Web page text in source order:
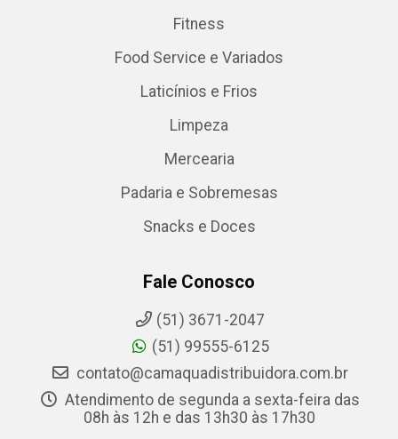
Fitness
Food Service e Variados
Laticínios e Frios
Limpeza
Mercearia
Padaria e Sobremesas
Snacks e Doces
Fale Conosco
(51) 3671-2047
(51) 99555-6125
contato@camaquadistribuidora.com.br
Atendimento de segunda a sexta-feira das
08h às 12h e das 13h30 às 17h30